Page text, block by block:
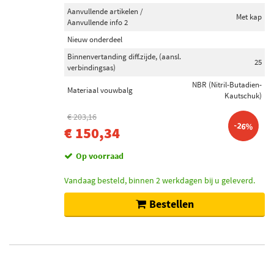
Aanvullende artikelen /
Aanvullende info 2
Met kap
Nieuw onderdeel
Binnenvertanding diff.zijde, (aansl.
verbindingsas)
25
Materiaal vouwbalg
NBR (Nitril-Butadien-
Kautschuk)
€ 203,16
€ 150,34 -26%
Op voorraad
Vandaag besteld, binnen 2 werkdagen bij u geleverd.
Bestellen